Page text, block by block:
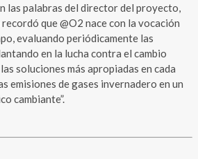
las palabras del director del proyecto,
que @O2 nace con la vocación
evaluando periódicamente las
en la lucha contra el cambio
soluciones más apropiadas en cada
emisiones de gases invernadero en un
cambiante”.